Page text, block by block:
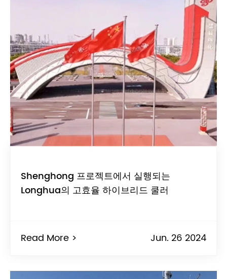
Shenghong 프로젝트에서 실행되는
Longhua의 고효율 하이브리드 쿨러
Read More > Jun. 26 2024